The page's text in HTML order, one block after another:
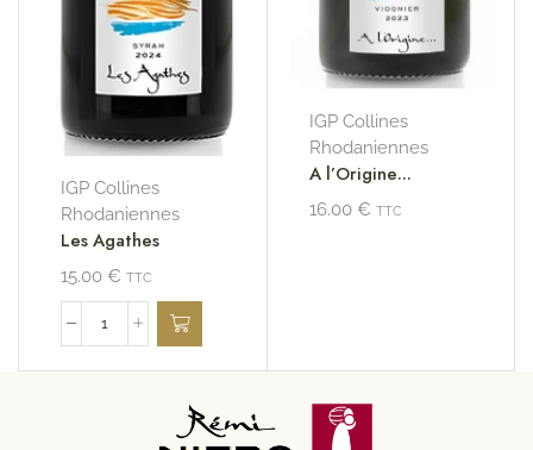
IGP Collines
Rhodaniennes
Les Agathes
15.00 € TTC
IGP Collines
Rhodaniennes
A l’Origine…
16.00 € TTC